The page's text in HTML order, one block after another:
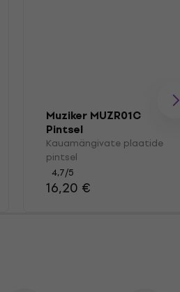
Muziker MUZR01C
Pintsel
Kauamängivate plaatide
pintsel
4,7/5
16,20 €